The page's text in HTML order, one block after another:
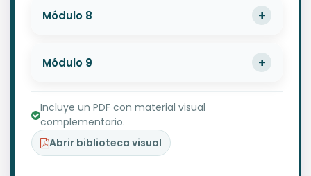
Módulo 8
Módulo 9
Incluye un PDF con material visual
complementario.
Abrir biblioteca visual